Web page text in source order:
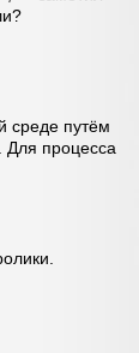
среде путём
Для процесса